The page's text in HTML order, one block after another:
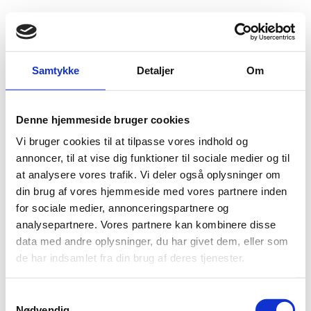
Samtykke Detaljer Om
Denne hjemmeside bruger cookies
Vi bruger cookies til at tilpasse vores indhold og
annoncer, til at vise dig funktioner til sociale medier og til
at analysere vores trafik. Vi deler også oplysninger om
din brug af vores hjemmeside med vores partnere inden
for sociale medier, annonceringspartnere og
analysepartnere. Vores partnere kan kombinere disse
data med andre oplysninger, du har givet dem, eller som
de har indsamlet fra din brug af deres tjenester.
Gå til forsiden Fold søgefelt ud
Menu
Flygtningenævnet
Baggrundsmateriale
Amnesty International Report
25.05.2005 Bilag 104Amnesty International (AI)Rumænien (II)
Indeholder summariske oplysninger om den generelle
politiske og men-neskeretlige situation, herunder om
forholdene for patienter indlagt på psykiatriske hospitaler,
overgreb begået af myndighedspersoner, forholdene for
etniske romaer samt fængselsfor-holdene.
Download